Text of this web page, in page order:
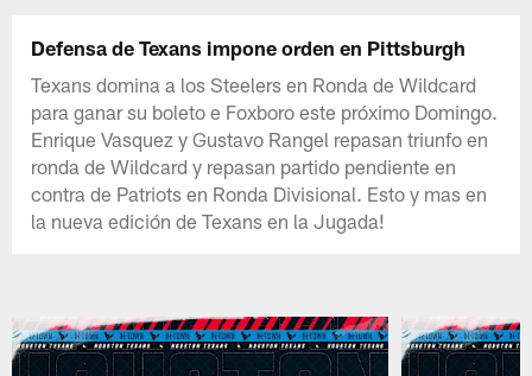
Defensa de Texans impone orden en Pittsburgh
Texans domina a los Steelers en Ronda de Wildcard
para ganar su boleto e Foxboro este próximo Domingo.
Enrique Vasquez y Gustavo Rangel repasan triunfo en
ronda de Wildcard y repasan partido pendiente en
contra de Patriots en Ronda Divisional. Esto y mas en
la nueva edición de Texans en la Jugada!